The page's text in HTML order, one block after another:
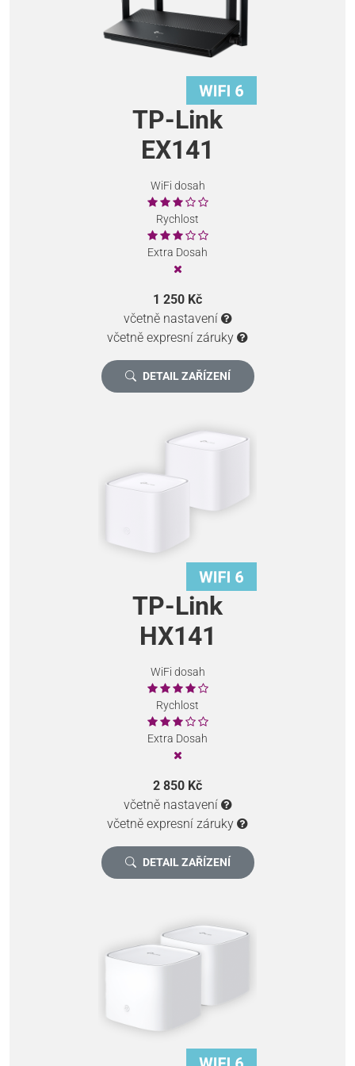
TP-Link
EX141
WiFi dosah
Rychlost
Extra Dosah
1 250 Kč
včetně nastavení
včetně expresní záruky
DETAIL ZAŘÍZENÍ
TP-Link
HX141
WiFi dosah
Rychlost
Extra Dosah
2 850 Kč
včetně nastavení
včetně expresní záruky
DETAIL ZAŘÍZENÍ